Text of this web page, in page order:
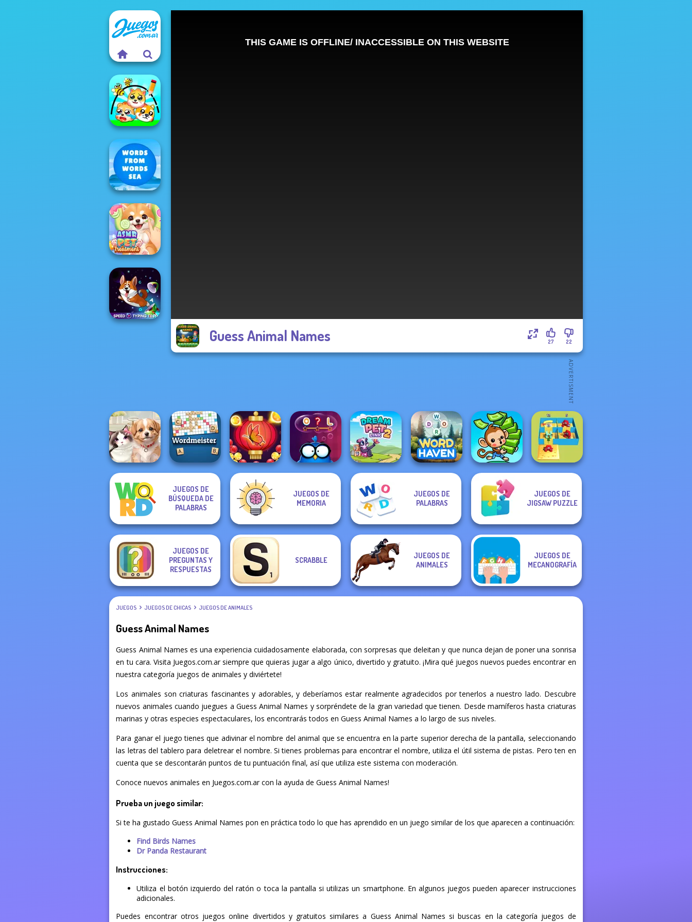
Guess Animal Names 22
27
Protect My Dog 3
Words From
Words: Sea
ASMR Pet
Treatment
Pet Salon Wordmeister
Bubble Shooter
Butterfly
Words with Owl Dream Pet Link 2 Word Haven Mini Monkey Mart
Alphabet Lore
Maze
JUEGOS DE
BÚSQUEDA DE
PALABRAS
JUEGOS DE
MEMORIA
JUEGOS DE
PALABRAS
JUEGOS DE
JIGSAW PUZZLE
JUEGOS DE
PREGUNTAS Y
RESPUESTAS
SCRABBLE
JUEGOS DE
ANIMALES
JUEGOS DE
MECANOGRAFÍA
JUEGOS JUEGOS DE CHICAS JUEGOS DE ANIMALES
Guess Animal Names
Guess Animal Names es una experiencia cuidadosamente elaborada, con sorpresas que deleitan y que nunca dejan de poner una sonrisa
en tu cara. Visita Juegos.com.ar siempre que quieras jugar a algo único, divertido y gratuito. ¡Mira qué juegos nuevos puedes encontrar en
nuestra categoría juegos de animales y diviértete!
Los animales son criaturas fascinantes y adorables, y deberíamos estar realmente agradecidos por tenerlos a nuestro lado. Descubre
nuevos animales cuando juegues a Guess Animal Names y sorpréndete de la gran variedad que tienen. Desde mamíferos hasta criaturas
marinas y otras especies espectaculares, los encontrarás todos en Guess Animal Names a lo largo de sus niveles.
Para ganar el juego tienes que adivinar el nombre del animal que se encuentra en la parte superior derecha de la pantalla, seleccionando
las letras del tablero para deletrear el nombre. Si tienes problemas para encontrar el nombre, utiliza el útil sistema de pistas. Pero ten en
cuenta que se descontarán puntos de tu puntuación final, así que utiliza este sistema con moderación.
Conoce nuevos animales en Juegos.com.ar con la ayuda de Guess Animal Names!
Prueba un juego similar:
Si te ha gustado Guess Animal Names pon en práctica todo lo que has aprendido en un juego similar de los que aparecen a continuación:
Find Birds Names
Dr Panda Restaurant
Instrucciones:
Utiliza el botón izquierdo del ratón o toca la pantalla si utilizas un smartphone. En algunos juegos pueden aparecer instrucciones
adicionales.
Puedes encontrar otros juegos online divertidos y gratuitos similares a Guess Animal Names si buscas en la categoría juegos de